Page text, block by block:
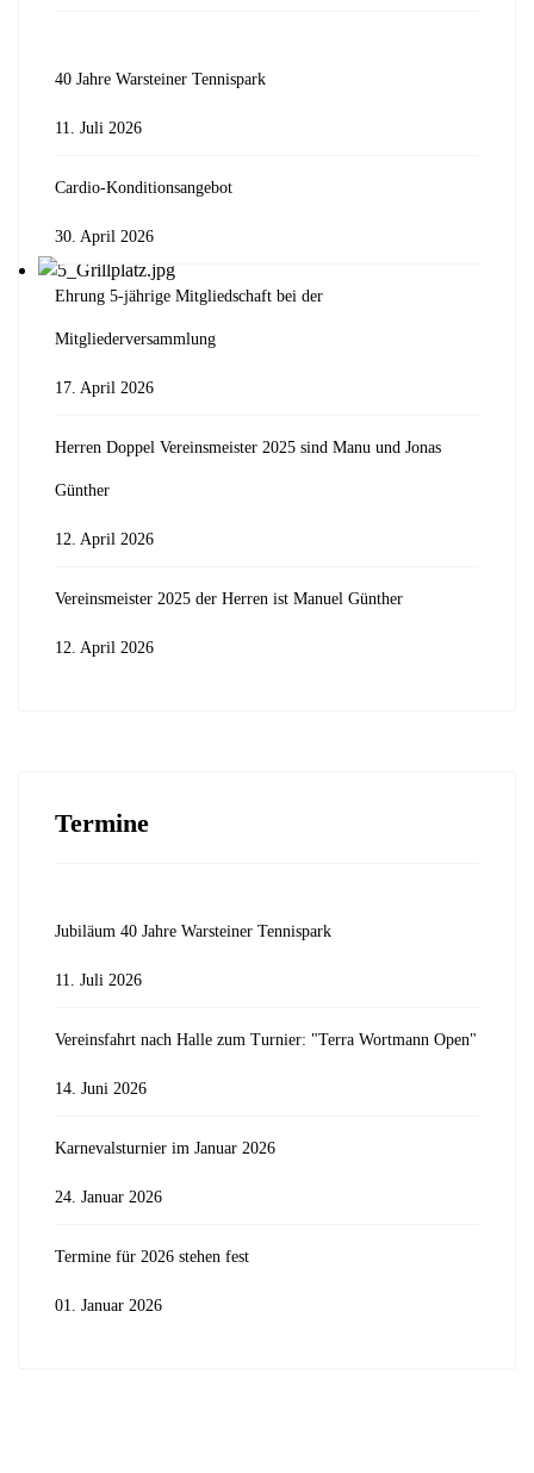
40 Jahre Warsteiner Tennispark
11. Juli 2026
Cardio-Konditionsangebot
30. April 2026
Ehrung 5-jährige Mitgliedschaft bei der
Mitgliederversammlung
17. April 2026
Herren Doppel Vereinsmeister 2025 sind Manu und Jonas
Günther
12. April 2026
Vereinsmeister 2025 der Herren ist Manuel Günther
12. April 2026
Termine
Jubiläum 40 Jahre Warsteiner Tennispark
11. Juli 2026
Vereinsfahrt nach Halle zum Turnier: "Terra Wortmann Open"
14. Juni 2026
Karnevalsturnier im Januar 2026
24. Januar 2026
Termine für 2026 stehen fest
01. Januar 2026